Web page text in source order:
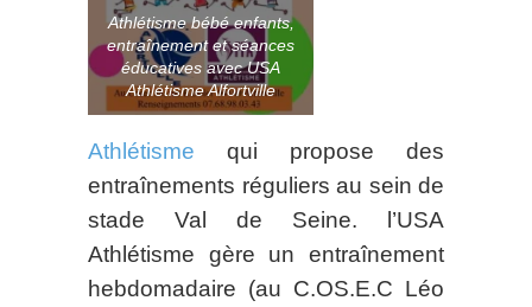
Athlétisme bébé enfants,
entraînement et séances
éducatives avec USA
Athlétisme Alfortville
Athlétisme qui propose des
entraînements réguliers au sein de
stade Val de Seine. l’USA
Athlétisme gère un entraînement
hebdomadaire (au C.OS.E.C Léo